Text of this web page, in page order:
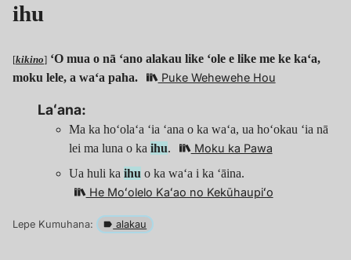
ihu
[kikino] ʻO mua o nā ʻano alakau like ʻole e like me ke kaʻa,
moku lele, a waʻa paha.
Puke Wehewehe Hou
Laʻana:
Ma ka hoʻolaʻa ʻia ʻana o ka waʻa, ua hoʻokau ʻia nā
lei ma luna o ka ihu.
Moku ka Pawa
Ua huli ka ihu o ka waʻa i ka ʻāina.
He Moʻolelo Kaʻao no Kekūhaupiʻo
Lepe Kumuhana: alakau